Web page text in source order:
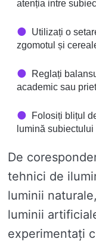
atenția intre
Utilizați o
zgomotul și
Reglați
academic sau
Folosiți blițul
lumină
De
tehnici de
luminii
luminii
experimentați